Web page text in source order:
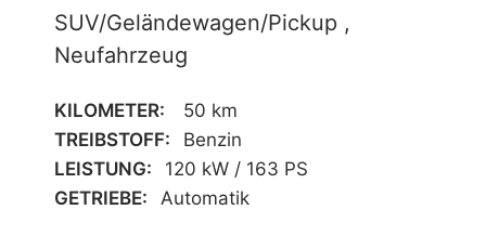
SUV/Geländewagen/Pickup ,
Neufahrzeug
KILOMETER:
50 km
TREIBSTOFF: Benzin
LEISTUNG: 120 kW / 163 PS
GETRIEBE: Automatik